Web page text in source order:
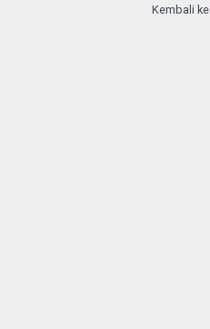
Kembali ke